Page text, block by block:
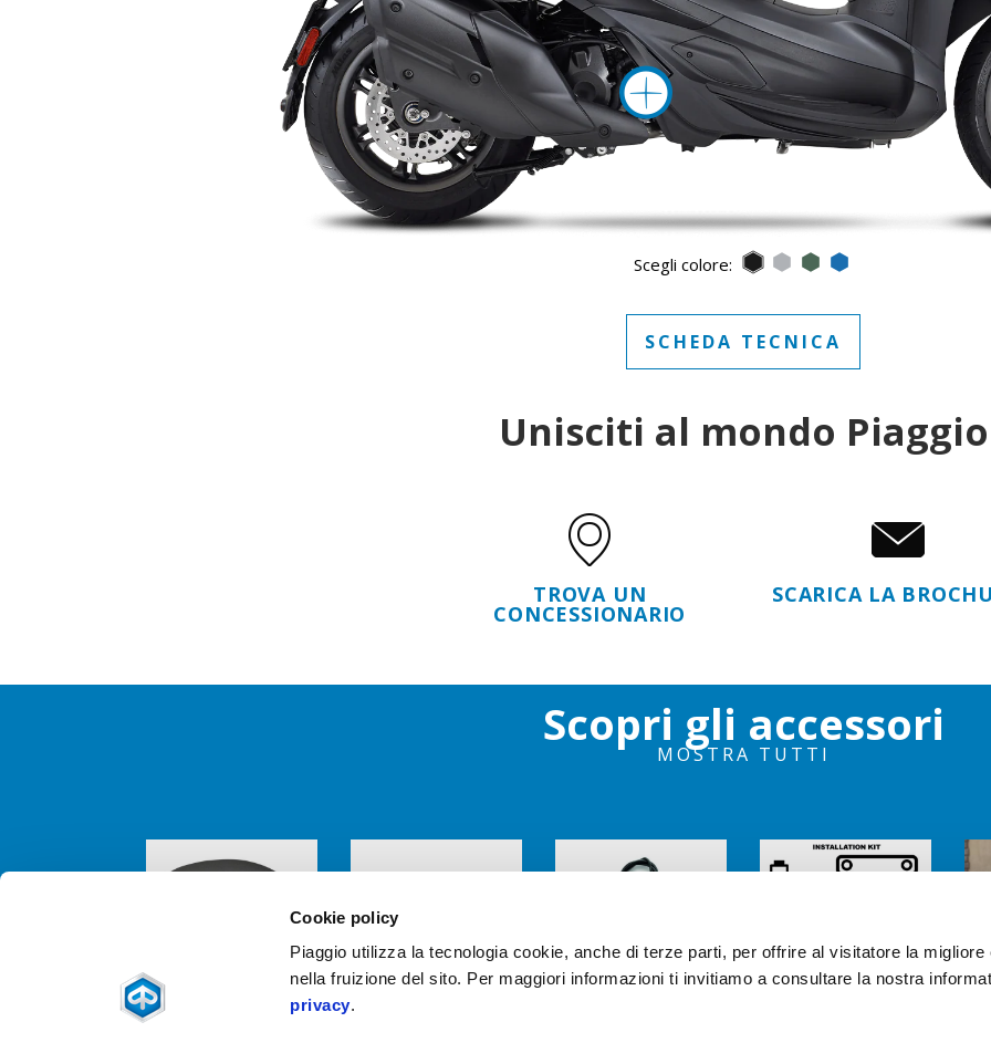
Cookie policy
Piaggio utilizza la tecnologia cookie, anche di terze parti, per offrire al visitatore la migliore
nella fruizione del sito. Per maggiori informazioni ti invitiamo a consultare la nostra
privacy.
Maggiori
Scegli colore: Nero Meteora
Grigio Mercurio
Verde Jungle
SCHEDA TECNICA
Unisciti al mondo Piaggio
TROVA UN
CONCESSIONARIO
SCARICA LA
Scopri gli accessori
MOSTRA TUTTI
Item